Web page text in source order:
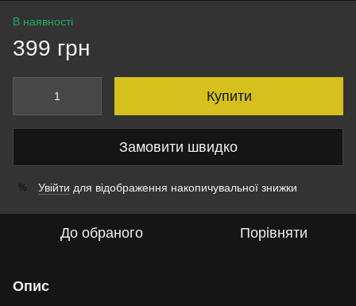
В наявності
399 грн
Купити
Замовити швидко
% Увійти для відображення накопичувальної знижки
До обраного Порівняти
Опис